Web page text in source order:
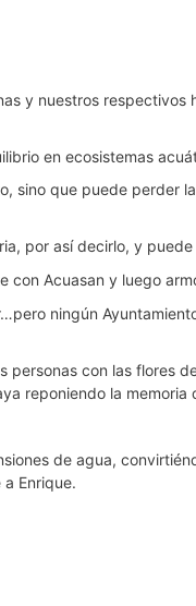
y nuestros
en ecosistemas
sino que puede
por así decirlo, y
Acuasan y luego
ningún
con las flores
reponiendo la
de agua,
Enrique.